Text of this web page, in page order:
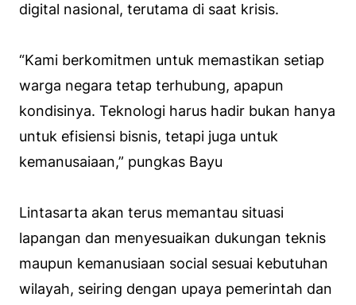
digital nasional, terutama di saat krisis.
“Kami berkomitmen untuk memastikan setiap
warga negara tetap terhubung, apapun
kondisinya. Teknologi harus hadir bukan hanya
untuk efisiensi bisnis, tetapi juga untuk
kemanusaiaan,” pungkas Bayu
Lintasarta akan terus memantau situasi
lapangan dan menyesuaikan dukungan teknis
maupun kemanusiaan social sesuai kebutuhan
wilayah, seiring dengan upaya pemerintah dan